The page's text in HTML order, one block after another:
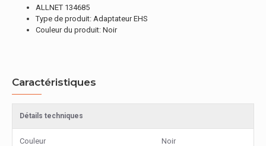
ALLNET 134685
Type de produit: Adaptateur EHS
Couleur du produit: Noir
Caractéristiques
Détails techniques
Couleur Noir